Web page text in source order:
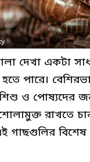
দেখা একটা
পারে।
ও পোষ্যদের
রাখতে
গাছগুলির বিশেষ